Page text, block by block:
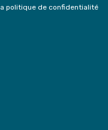
politique de confidentialité